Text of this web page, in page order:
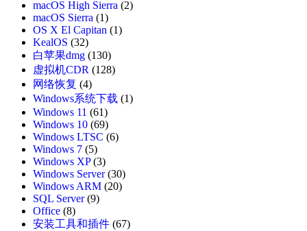
macOS High Sierra (2)
macOS Sierra (1)
OS X El Capitan (1)
KealOS (32)
白苹果dmg (130)
虚拟机CDR (128)
网络恢复 (4)
Windows系统下载 (1)
Windows 11 (61)
Windows 10 (69)
Windows LTSC (6)
Windows 7 (5)
Windows XP(3)
Windows Server(30)
Windows ARM (20)
SQL Server(9)
Office (8)
安装工具和插件 (67)